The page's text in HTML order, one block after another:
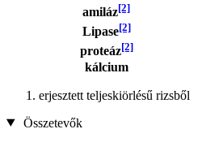
amiláz[2]
Lipase[2]
proteáz[2]
kálcium
erjesztett teljeskiörlésű rizsből
Összetevők